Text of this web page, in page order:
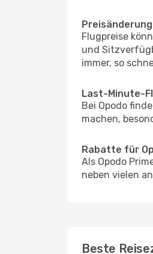
Flugpreise
und
immer, so
Last-Minute-
Bei Opodo
machen,
Rabatte für
Als Opodo
neben vielen
Beste